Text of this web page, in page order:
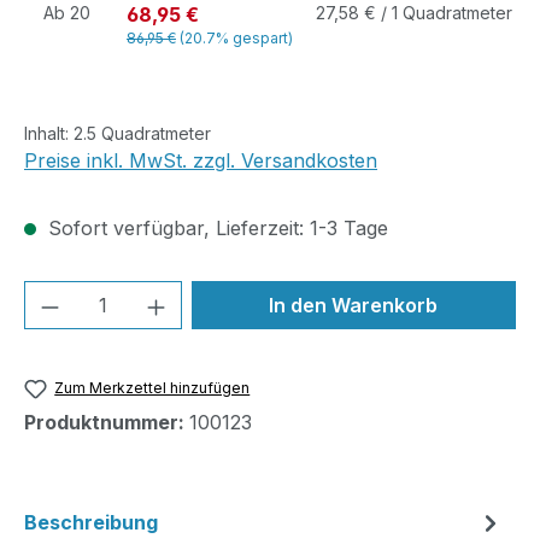
Ab 20 68,95 €
86,95 € (20.7% gespart)
27,58 € / 1 Quadratmeter
Inhalt: 2.5 Quadratmeter
Preise inkl. MwSt. zzgl. Versandkosten
Sofort verfügbar, Lieferzeit: 1-3 Tage
Produkt Anzahl: Gib denIn den Warenkorb
Zum Merkzettel hinzufügen
Produktnummer: 100123
Beschreibung